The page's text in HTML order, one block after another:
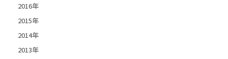
2016年
2015年
2014年
2013年